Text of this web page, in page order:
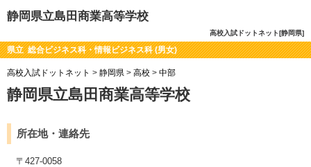
静岡県立島田商業高等学校
高校入試ドットネット[静岡県]
県立 総合ビジネス科・情報ビジネス科 (男女)
高校入試ドットネット > 静岡県 > 高校 > 中部
静岡県立島田商業高等学校
所在地・連絡先
〒427-0058